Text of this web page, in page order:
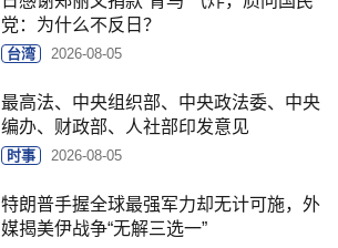
党：为什么不反日？
台湾 2026-08-05
最高法、中央组织部、中央政法委、中央
编办、财政部、人社部印发意见
时事 2026-08-05
特朗普手握全球最强军力却无计可施，外
媒揭美伊战争“无解三选一”